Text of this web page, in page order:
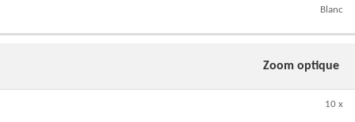
Blanc
Zoom optique
10 x